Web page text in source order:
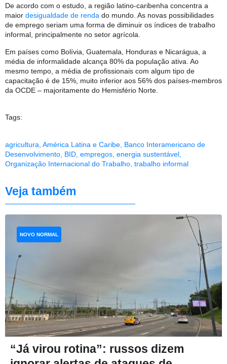
De acordo com o estudo, a região latino-caribenha concentra a
maior desigualdade de renda do mundo. As novas possibilidades
de emprego seriam uma forma de diminuir os índices de trabalho
informal, principalmente no setor agrícola.
Em países como Bolívia, Guatemala, Honduras e Nicarágua, a
média de informalidade alcança 80% da população ativa. Ao
mesmo tempo, a média de profissionais com algum tipo de
capacitação é de 15%, muito inferior aos 56% dos países-membros
da OCDE – majoritamente do Hemisfério Norte.
Tags:
agricultura América Latina e Caribe Banco Interamericano de
Desenvolvimento BID empregos energia sustentável
Organização Internacional do Trabalho trabalho informal
Veja também
“Já virou rotina”: russos dizem
NOVO NORMAL